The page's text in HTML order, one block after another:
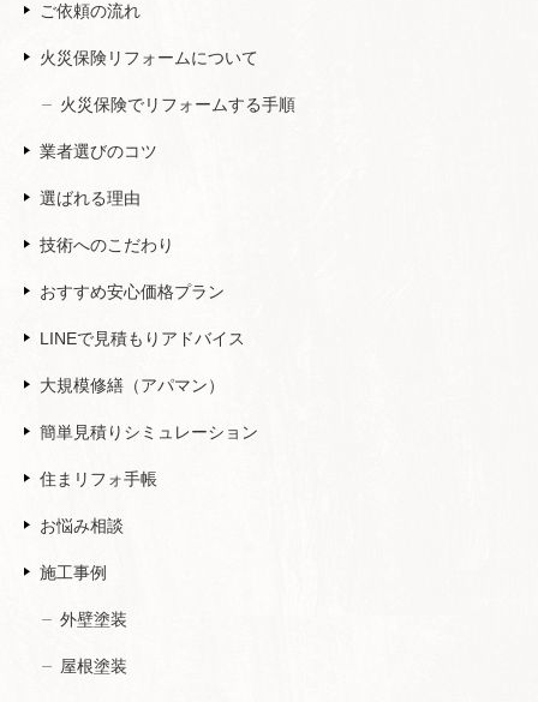
ご依頼の流れ
火災保険リフォームについて
火災保険でリフォームする手順
業者選びのコツ
選ばれる理由
技術へのこだわり
おすすめ安心価格プラン
LINEで見積もりアドバイス
大規模修繕（アパマン）
簡単見積りシミュレーション
住まリフォ手帳
お悩み相談
施工事例
外壁塗装
屋根塗装